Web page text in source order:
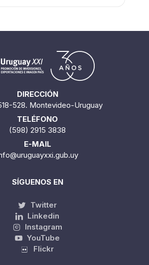
DIRECCIÓN
528. Montevideo-Uruguay
TELÉFONO
(598) 2915 3838
E-MAIL
SÍGUENOS EN
Twitter
Linkedin
Instagram
YouTube
Flickr